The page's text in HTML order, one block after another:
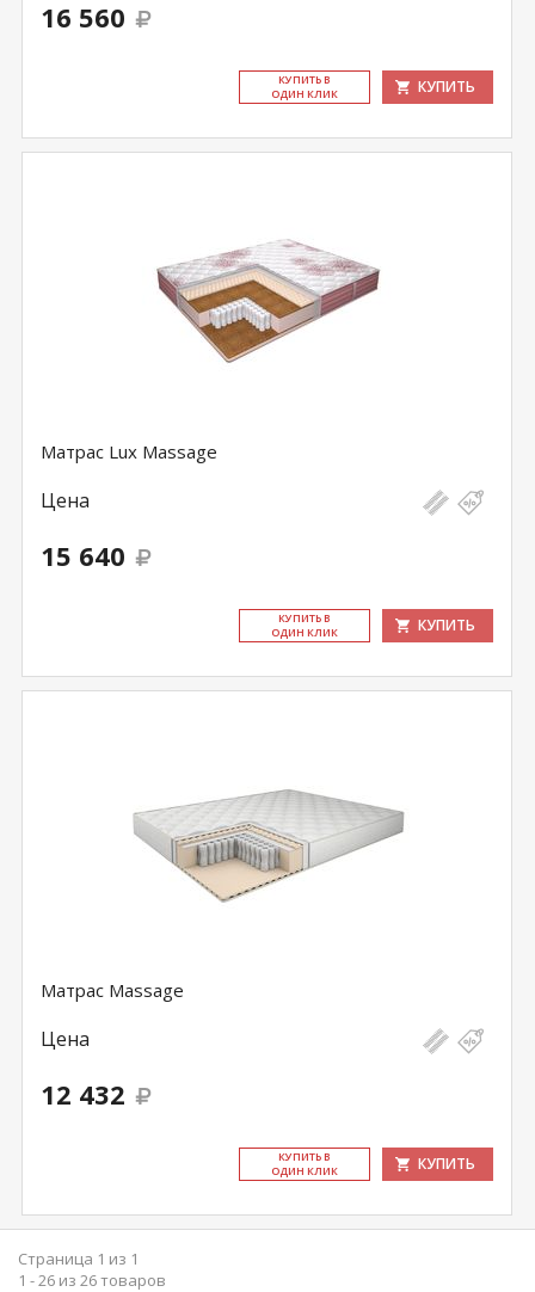
16 560
КУ­ПИТЬ В
ОДИН КЛИК
КУПИТЬ
Матрас Lux Massage
Цена
15 640
КУ­ПИТЬ В
ОДИН КЛИК
КУПИТЬ
Матрас Massage
Цена
12 432
КУ­ПИТЬ В
ОДИН КЛИК
КУПИТЬ
Страница 1 из 1
1 - 26 из 26 товаров